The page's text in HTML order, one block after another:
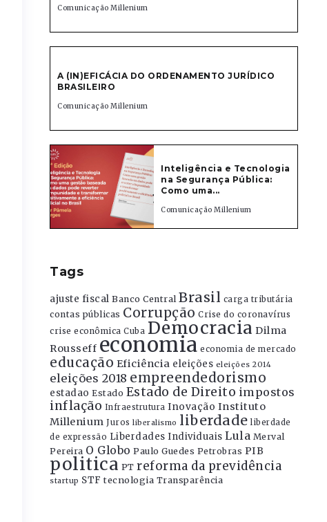
Comunicação Millenium
A (IN)EFICÁCIA DO ORDENAMENTO JURÍDICO
BRASILEIRO
Comunicação Millenium
Inteligência e Tecnologia
na Segurança Pública:
Como uma...
Comunicação Millenium
Tags
ajuste fiscal Banco Central Brasil carga tributária
contas públicas Corrupção Crise do coronavírus
crise econômica Cuba Democracia Dilma
Rousseff economia economia de mercado
educação Eficiência eleições eleições 2014
eleições 2018 empreendedorismo
estadao Estado Estado de Direito impostos
inflação Infraestrutura Inovação Instituto
Millenium Juros liberalismo liberdade liberdade
de expressão Liberdades Individuais Lula Merval
Pereira O Globo Paulo Guedes Petrobras PIB
politica PT reforma da previdência
startup STF tecnologia Transparência